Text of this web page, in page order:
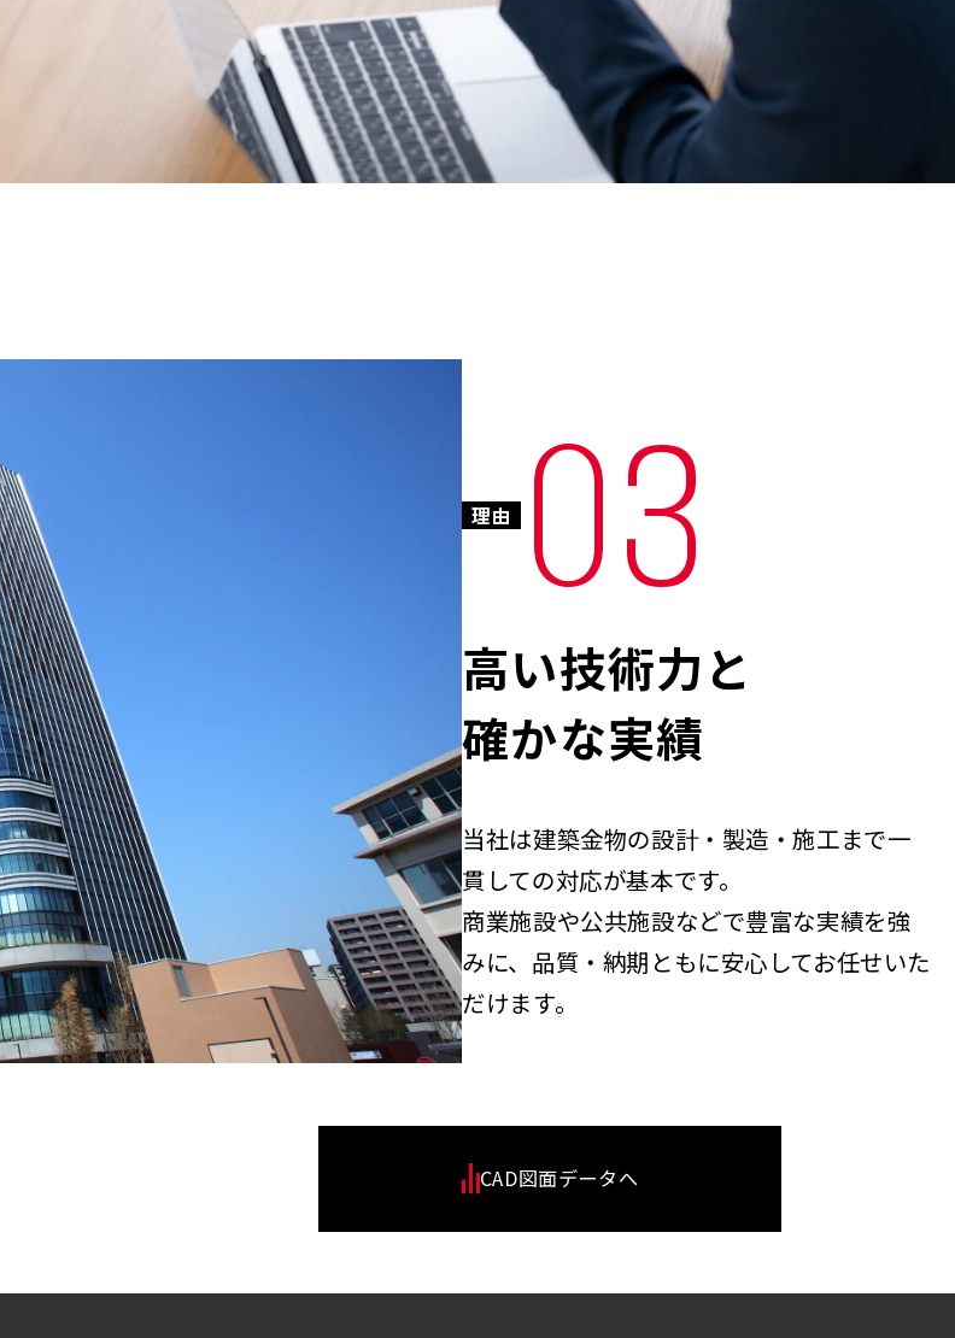
理由 03
高い技術力と
確かな実績
当社は建築金物の設計・製造・施工まで一
貫しての対応が基本です。
商業施設や公共施設などで豊富な実績を強
みに、品質・納期ともに安心してお任せいた
だけます。
CAD図面データへ